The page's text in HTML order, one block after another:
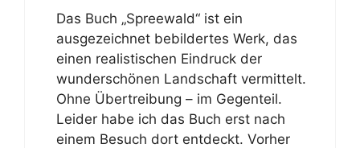
Das Buch „Spreewald“ ist ein
ausgezeichnet bebildertes Werk, das
einen realistischen Eindruck der
wunderschönen Landschaft vermittelt.
Ohne Übertreibung – im Gegenteil.
Leider habe ich das Buch erst nach
einem Besuch dort entdeckt. Vorher